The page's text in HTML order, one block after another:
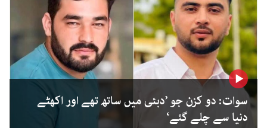
سوات: دو کزن جو ’دبئی میں ساتھ تھے اور اکھٹے
دنیا سے چلے گئے‘